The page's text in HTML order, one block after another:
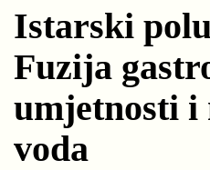
Istarski
Fuzija
umjetnosti i
voda